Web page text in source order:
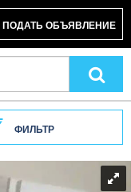
ПОДАТЬ ОБЪЯВЛЕНИЕ
ФИЛЬТР